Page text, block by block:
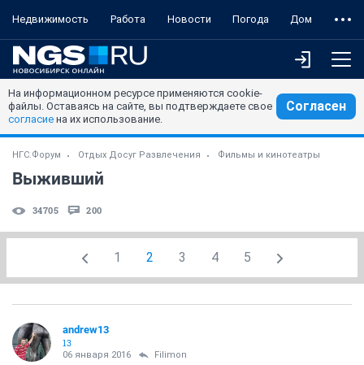
Недвижимость Работа Новости Погода Дом
На информационном ресурсе применяются cookie-
файлы. Оставаясь на сайте, вы подтверждаете свое
согласие на их использование.
Согласен
НГС.Форум Отдых Досуг Развлечения Фильмы и кинотеатры
Выживший
34705 200
1 2 3 4 5
andrew13
13
06 января 2016 Filimon